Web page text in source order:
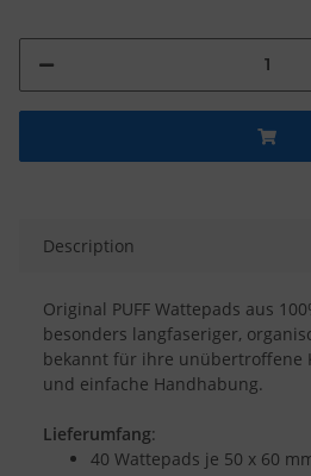
Description
Original PUFF Wattepads aus
besonders langfaseriger,
bekannt für ihre unübertroffene
und einfache Handhabung.
Lieferumfang:
40 Wattepads je 50 x 60